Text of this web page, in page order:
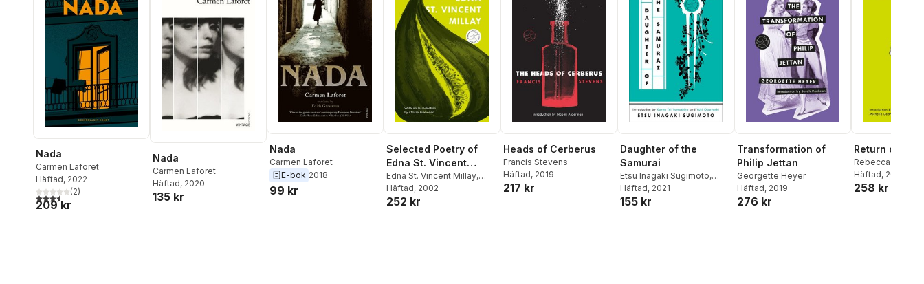
Nada
Carmen Laforet
Häftad, 2022
3,5utav 5 stjärnor. Totalt antal röster:
(2)
209 kr
Nada
Carmen Laforet
Häftad, 2020
135 kr
Nada
Carmen Laforet
E-bok 2018
99 kr
Selected Poetry of
Edna St. Vincent
Millay
Edna St. Vincent Millay,
Nancy Milford
Häftad, 2002
252 kr
Heads of Cerberus
Francis Stevens
Häftad, 2019
217 kr
Daughter of the
Samurai
Etsu Inagaki Sugimoto,
Karen Tei Yamashita
Häftad, 2021
155 kr
Transformation of
Philip Jettan
Georgette Heyer
Häftad, 2019
276 kr
Return of the
Rebecca West
Häftad, 2004
258 kr